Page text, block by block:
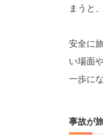
まうと
安全に
い場面
一歩に
事故が